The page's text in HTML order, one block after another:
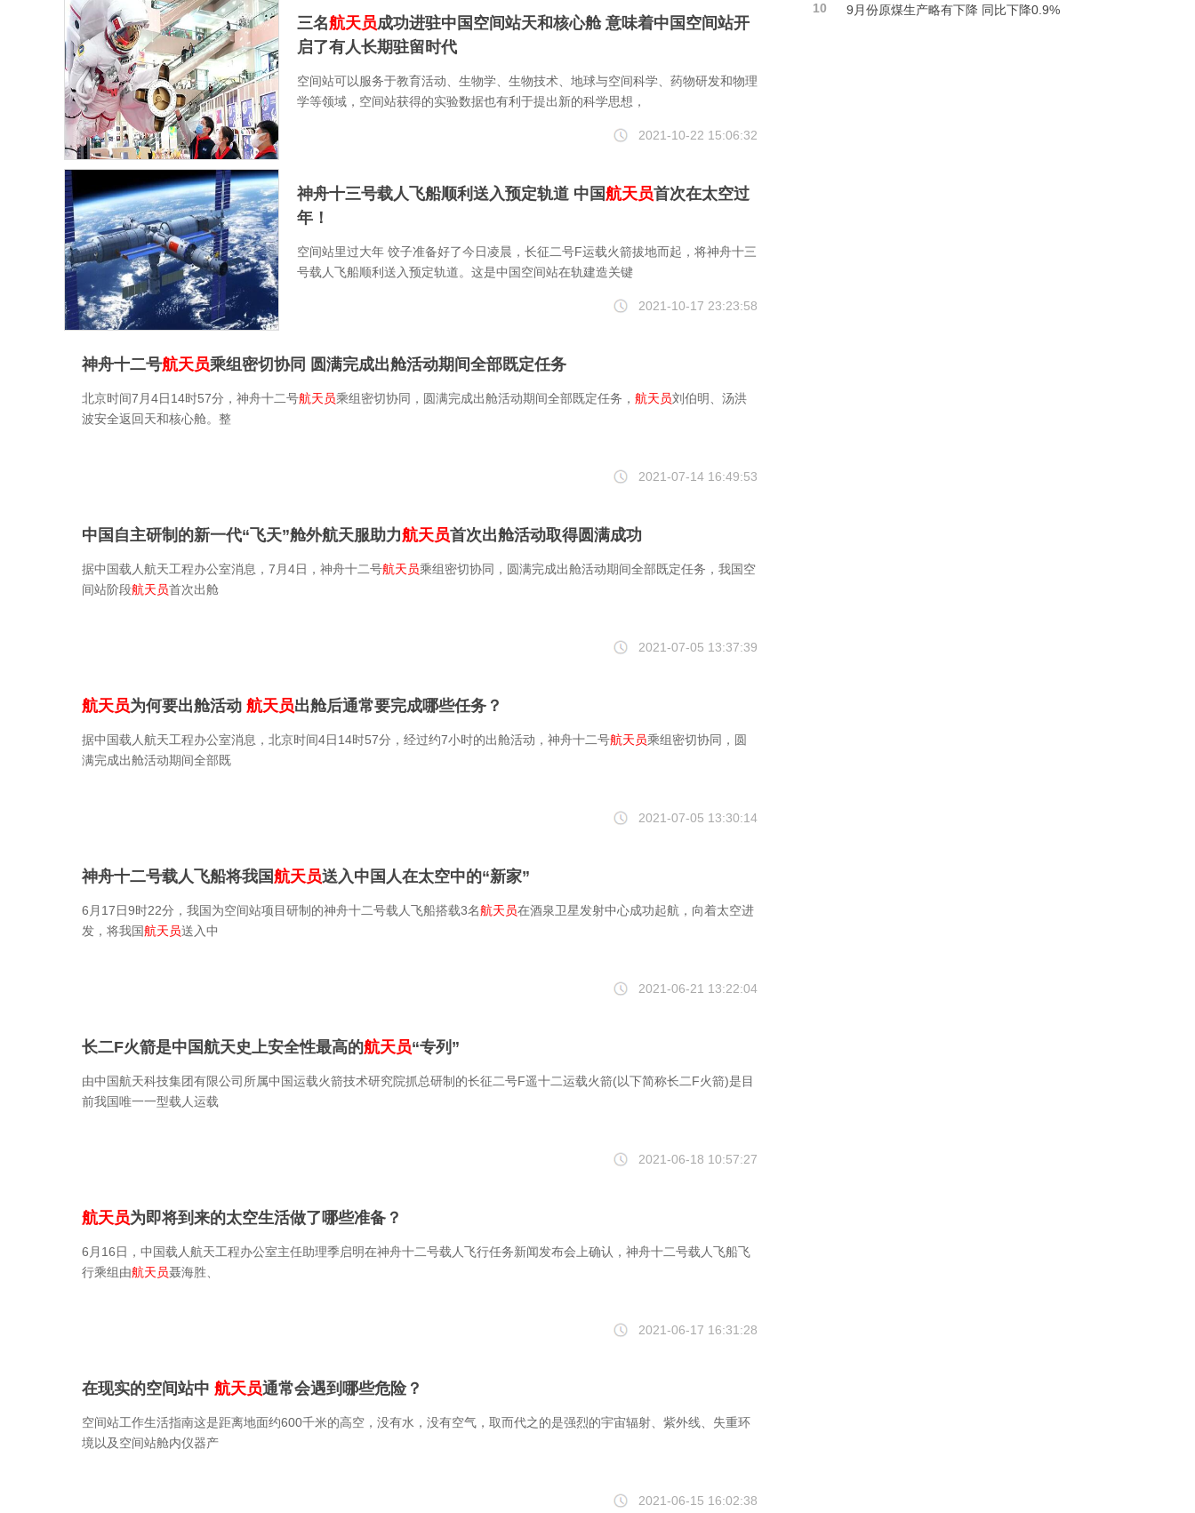
三名航天员成功进驻中国空间站天和核心舱 意味着中国空间站开
启了有人长期驻留时代
空间站可以服务于教育活动、生物学、生物技术、地球与空间科学、药物研发和物理
学等领域，空间站获得的实验数据也有利于提出新的科学思想，
2021-10-22 15:06:32
神舟十三号载人飞船顺利送入预定轨道 中国航天员首次在太空过
年！
空间站里过大年 饺子准备好了今日凌晨，长征二号F运载火箭拔地而起，将神舟十三
号载人飞船顺利送入预定轨道。这是中国空间站在轨建造关键
2021-10-17 23:23:58
神舟十二号航天员乘组密切协同 圆满完成出舱活动期间全部既定任务
北京时间7月4日14时57分，神舟十二号航天员乘组密切协同，圆满完成出舱活动期间全部既定任务， 航天员刘伯明、汤洪
波安全返回天和核心舱。整
2021-07-14 16:49:53
中国自主研制的新一代“飞天”舱外航天服助力航天员首次出舱活动取得圆满成功
据中国载人航天工程办公室消息，7月4日，神舟十二号航天员乘组密切协同，圆满完成出舱活动期间全部既定任务，我国空
间站阶段航天员首次出舱
2021-07-05 13:37:39
航天员为何要出舱活动 航天员出舱后通常要完成哪些任务？
据中国载人航天工程办公室消息，北京时间4日14时57分，经过约7小时的出舱活动，神舟十二号航天员乘组密切协同，圆
满完成出舱活动期间全部既
2021-07-05 13:30:14
神舟十二号载人飞船将我国航天员送入中国人在太空中的“新家”
6月17日9时22分，我国为空间站项目研制的神舟十二号载人飞船搭载3名航天员在酒泉卫星发射中心成功起航，向着太空进
发，将我国航天员送入中
2021-06-21 13:22:04
长二F火箭是中国航天史上安全性最高的航天员“专列”
由中国航天科技集团有限公司所属中国运载火箭技术研究院抓总研制的长征二号F遥十二运载火箭(以下简称长二F火箭)是目
前我国唯一一型载人运载
2021-06-18 10:57:27
航天员为即将到来的太空生活做了哪些准备？
6月16日，中国载人航天工程办公室主任助理季启明在神舟十二号载人飞行任务新闻发布会上确认，神舟十二号载人飞船飞
行乘组由航天员聂海胜、
2021-06-17 16:31:28
在现实的空间站中 航天员通常会遇到哪些危险？
空间站工作生活指南这是距离地面约600千米的高空，没有水，没有空气，取而代之的是强烈的宇宙辐射、紫外线、失重环
境以及空间站舱内仪器产
2021-06-15 16:02:38
10 9月份原煤生产略有下降 同比下降0.9%